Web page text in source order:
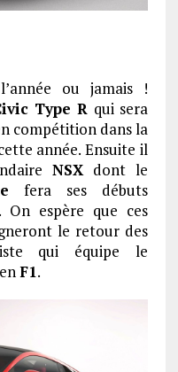
ou jamais !
Type R qui sera
compétition dans la
année. Ensuite il
NSXdont le
fera ses débuts
On espère que ces
le retour des
qui équipe le
F1.